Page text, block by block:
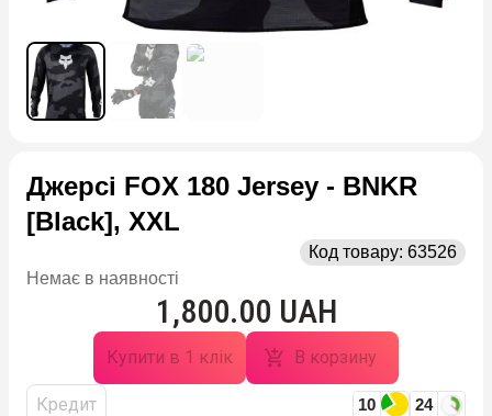
Джерсі FOX 180 Jersey - BNKR
[Black], XXL
Код товару: 63526
Немає в наявності
1,800.00 UAH
Купити в 1 клік В корзину
Кредит 10 24